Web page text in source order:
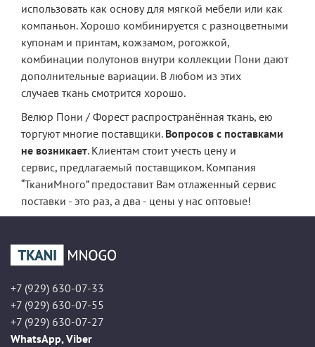
использовать как основу для мягкой мебели или как
компаньон. Хорошо комбинируется с разноцветными
купонам и принтам, кожзамом, рогожкой,
комбинации полутонов внутри коллекции Пони дают
дополнительные вариации. В любом из этих
случаев ткань смотрится хорошо.
Велюр Пони / Форест распространённая ткань, ею
торгуют многие поставщики. Вопросов с поставками
не возникает. Клиентам стоит учесть цену и
сервис, предлагаемый поставщиком. Компания
“ТканиМного” предоставит Вам отлаженный сервис
поставки - это раз, а два - цены у нас оптовые!
+7 (929) 630-07-33
+7 (929) 630-07-55
+7 (929) 630-07-27
WhatsApp, Viber